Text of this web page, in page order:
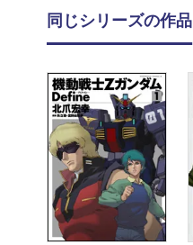
同じシリーズの作品